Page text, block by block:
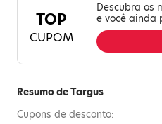
TOP
CUPOM
Descubra os
e você ainda
Resumo de Targus
Cupons de desconto: